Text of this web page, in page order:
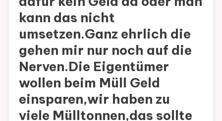
kann das nicht
umsetzen.Ganz ehrlich die
gehen mir nur noch auf die
Nerven.Die Eigentümer
wollen beim Müll Geld
einsparen,wir haben zu
viele Mülltonnen,das sollte